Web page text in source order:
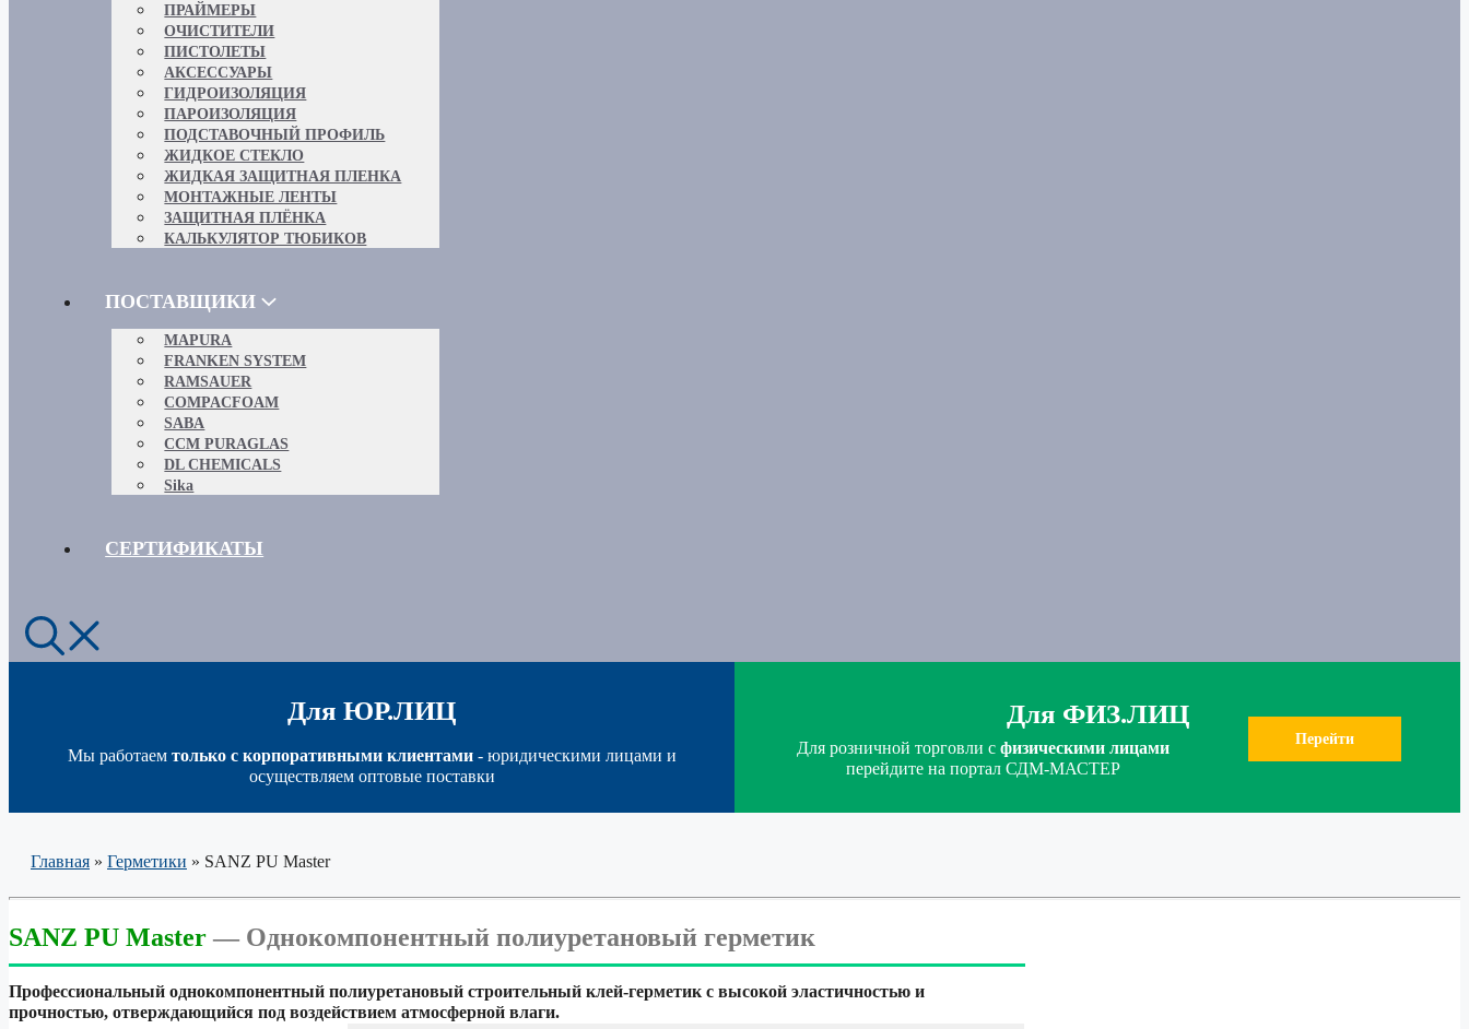
ПРАЙМЕРЫ
ОЧИСТИТЕЛИ
ПИСТОЛЕТЫ
АКСЕССУАРЫ
ГИДРОИЗОЛЯЦИЯ
ПАРОИЗОЛЯЦИЯ
ПОДСТАВОЧНЫЙ ПРОФИЛЬ
ЖИДКОЕ СТЕКЛО
ЖИДКАЯ ЗАЩИТНАЯ ПЛЕНКА
МОНТАЖНЫЕ ЛЕНТЫ
ЗАЩИТНАЯ ПЛЁНКА
КАЛЬКУЛЯТОР ТЮБИКОВ
ПОСТАВЩИКИ
MAPURA
FRANKEN SYSTEM
RAMSAUER
COMPACFOAM
SABA
CCM PURAGLAS
DL CHEMICALS
Sika
СЕРТИФИКАТЫ
Для ЮР.ЛИЦ
Мы работаем только с корпоративными клиентами- юридическими лицами и
осуществляем оптовые поставки
Для ФИЗ.ЛИЦ
Для розничной торговли сфизическими лицами
перейдите на портал СДМ-МАСТЕР
Перейти
Главная » Герметики » SANZ PU Master
SANZ PU Master — Однокомпонентный полиуретановый герметик
Профессиональный однокомпонентный полиуретановый строительный клей-герметик с высокой эластичностью и
прочностью, отверждающийся под воздействием атмосферной влаги.